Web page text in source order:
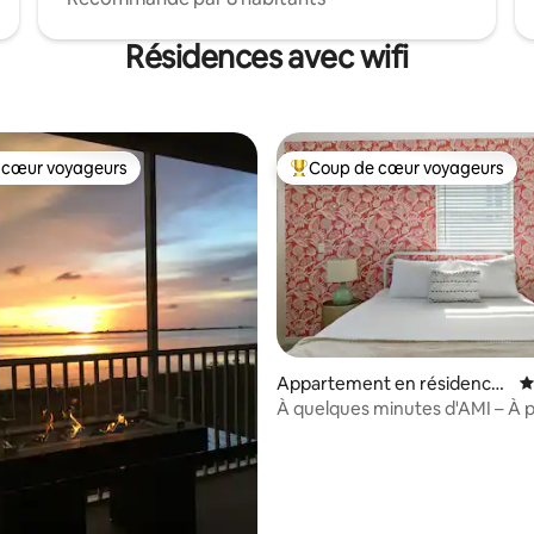
Résidences avec wifi
base de 209 commentaires : 4,87 sur 5
cœur voyageurs
voyageurs Coups de cœur voyageurs les
Coup de cœur voyageurs
Appartement en résidence
⋅ Bradenton
À quelques minutes d'AMI – À